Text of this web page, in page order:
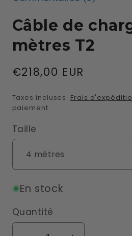
une
modale
Câble de
mètres T2
Prix
€218,00 EUR
Taxes incluses. Frais
paiement.
Taille
En stock
Quantité